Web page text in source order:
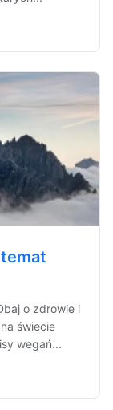
o zdrowie i
świecie
wegań...